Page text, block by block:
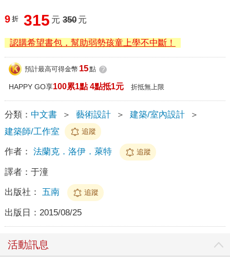
9 折 315 元 350 元
認購希望書包，幫助弱勢孩童上學不中斷！
預計最高可得金幣 15點 ?
HAPPY GO享100累1點 4點抵1元 折抵無上限
分類： 中文書 ＞ 藝術設計 ＞ 建築/室內設計
＞
建築師/工作室
追蹤
作者： 法蘭克．洛伊．萊特 追蹤
譯者： 于潼
出版社： 五南 追蹤
出版日： 2015/08/25
活動訊息